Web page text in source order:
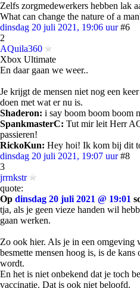
Zelfs zorgmedewerkers hebben lak
What can change the nature of a
dinsdag 20 juli 2021, 19:06 uur #6
2
AQuila360
Xbox Ultimate
En daar gaan we weer..
Je krijgt de mensen niet nog een
doen met wat er nu is.
Shaderon: i say boom boom boom
SpankmasterC: Tut mir leit Herr
passieren!
RickoKun: Hey hoi! Ik kom bij dit
dinsdag 20 juli 2021, 19:07 uur #8
3
jrrnkstr
quote:
Op dinsdag 20 juli 2021 @ 19:01
tja, als je geen vieze handen wil
gaan werken.
Zo ook hier. Als je in een omgeving
besmette mensen hoog is, is de
wordt.
En het is niet onbekend dat je toch
vaccinatie. Dat is ook niet beloofd.